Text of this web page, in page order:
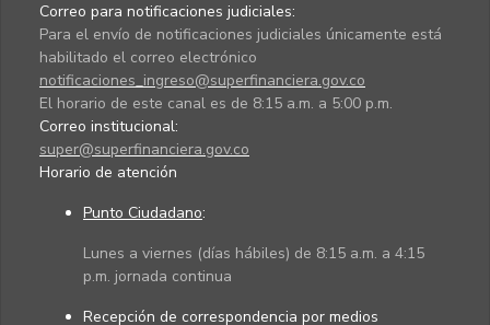
Correo para notificaciones judiciales:
Para el envío de notificaciones judiciales únicamente está
habilitado el correo electrónico
notificaciones_ingreso@superfinanciera.gov.co
El horario de este canal es de 8:15 a.m. a 5:00 p.m.
Correo institucional:
super@superfinanciera.gov.co
Horario de atención
Punto Ciudadano:
Lunes a viernes (días hábiles) de 8:15 a.m. a 4:15
p.m. jornada continua
Recepción de correspondencia por medios